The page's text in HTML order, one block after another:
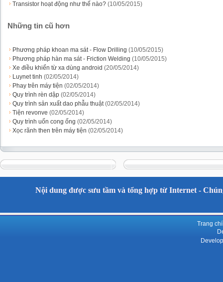
Transistor hoạt động như thế nào? (10/05/2015)
Những tin cũ hơn
Phương pháp khoan ma sát - Flow Drilling (10/05/2015)
Phương pháp hàn ma sát - Friction Welding (10/05/2015)
Xe điều khiển từ xa dùng android (20/05/2014)
Luynet tinh (02/05/2014)
Phay trên máy tiện (02/05/2014)
Quy trình rèn dập (02/05/2014)
Quy trình sản xuất dao phẫu thuật (02/05/2014)
Tiện revonve (02/05/2014)
Quy trình uốn cong ống (02/05/2014)
Xọc rãnh then trên máy tiện (02/05/2014)
Nội dung được sưu tầm và tổng hợp từ Internet -
Trang